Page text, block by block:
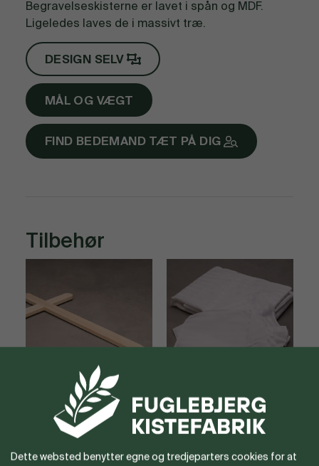
Begravelseskisterne er lavet i spån og MDF.
Ligeledes laves de i massivt træ.
DESIGN SELV
MÅL OG VÆGT
FIND BEDEMAND TÆT PÅ DIG
Tilbehør
Store trækors Dynesæt
Dette websted benytter egne og tredjeparters cookies for at